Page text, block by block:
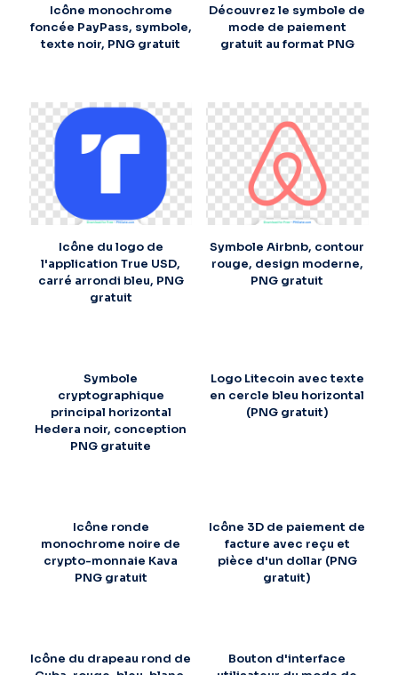
Icône monochrome
foncée PayPass, symbole,
texte noir, PNG gratuit
Découvrez le symbole de
mode de paiement
gratuit au format PNG
Icône du logo de
l'application True USD,
carré arrondi bleu, PNG
gratuit
Symbole Airbnb, contour
rouge, design moderne,
PNG gratuit
Symbole
cryptographique
principal horizontal
Hedera noir, conception
PNG gratuite
Logo Litecoin avec texte
en cercle bleu horizontal
(PNG gratuit)
Icône ronde
monochrome noire de
crypto-monnaie Kava
PNG gratuit
Icône 3D de paiement de
facture avec reçu et
pièce d'un dollar (PNG
gratuit)
Icône du drapeau rond de
Bouton d'interface